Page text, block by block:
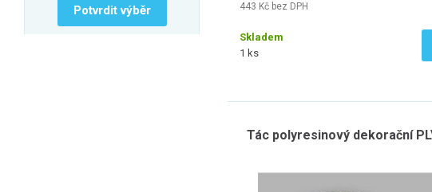
Potvrdit výběr 443 Kč bez DPH
Skladem
1 ks
Tác polyresinový dekorační